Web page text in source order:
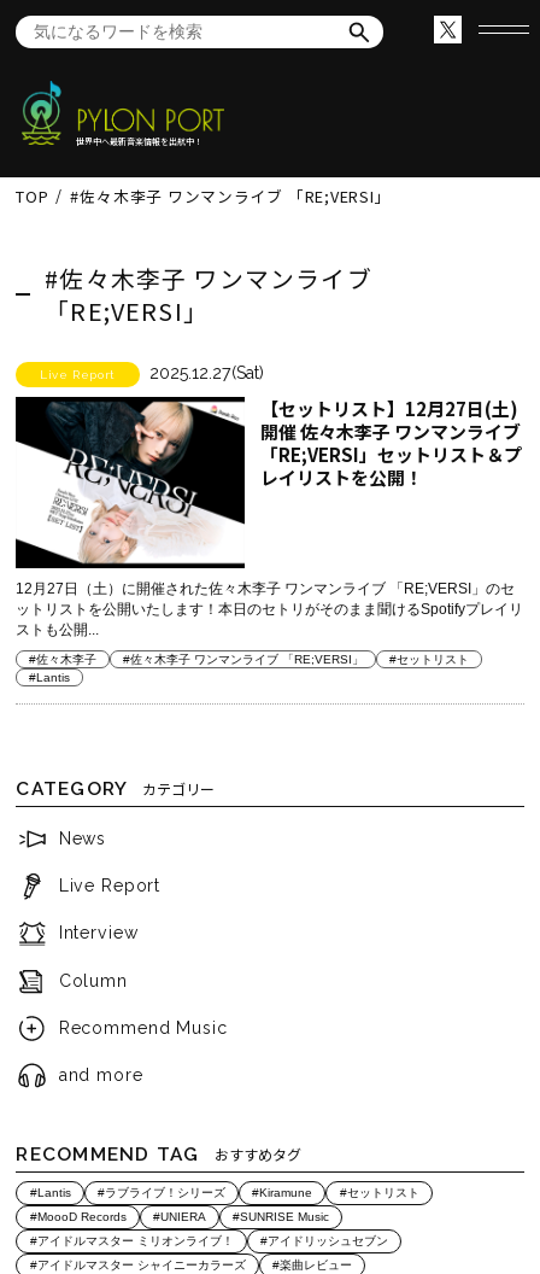
世界中へ最新音楽情報を出航中！
TOP #佐々木李子 ワンマンライブ 「RE;VERSI」
#佐々木李子 ワンマンライブ
「RE;VERSI」
Live Report 2025.12.27(Sat)
【セットリスト】12月27日(土)
開催 佐々木李子 ワンマンライブ
「RE;VERSI」セットリスト＆プ
レイリストを公開！
12月27日（土）に開催された佐々木李子 ワンマンライブ 「RE;VERSI」のセ
ットリストを公開いたします！本日のセトリがそのまま聞けるSpotifyプレイリ
ストも公開...
#佐々木李子 #佐々木李子 ワンマンライブ 「RE;VERSI」
#セットリスト
#Lantis
CATEGORY カテゴリー
News
Live Report
Interview
Column
Recommend Music
and more
RECOMMEND TAG おすすめタグ
#Lantis #ラブライブ！シリーズ #Kiramune
#セットリスト
#MoooD Records
#UNIERA
#SUNRISE Music
#アイドルマスター ミリオンライブ！
#アイドリッシュセブン
#アイドルマスター シャイニーカラーズ
#楽曲レビュー